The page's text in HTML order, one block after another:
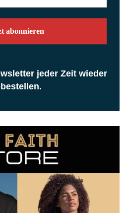
jeder Zeit wieder